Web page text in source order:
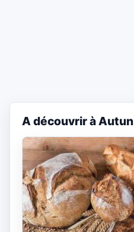
A découvrir à Autun